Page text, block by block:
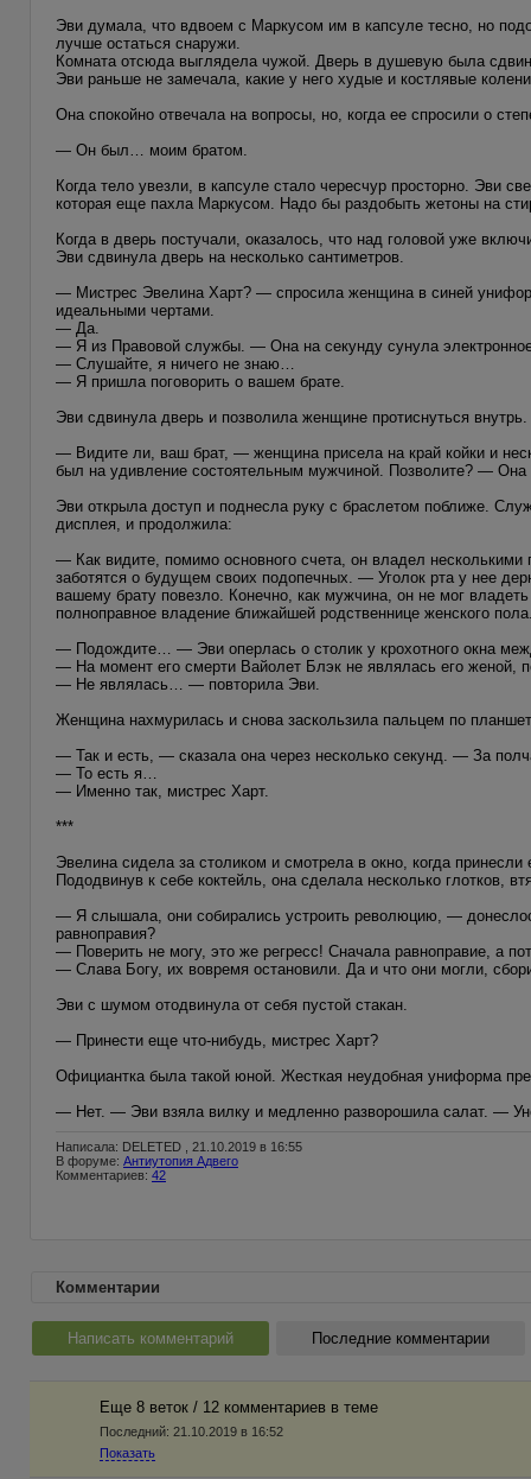
Эви думала, что вдвоем с Маркусом им в капсуле тесно, но
лучше остаться снаружи.
Комната отсюда выглядела чужой. Дверь в душевую была
Эви раньше не замечала, какие у него худые и костлявые
Она спокойно отвечала на вопросы, но, когда ее спросили о
— Он был… моим братом.
Когда тело увезли, в капсуле стало чересчур просторно. Эви
которая еще пахла Маркусом. Надо бы раздобыть жетоны на
Когда в дверь постучали, оказалось, что над головой уже
Эви сдвинула дверь на несколько сантиметров.
— Мистрес Эвелина Харт? — спросила женщина в синей
идеальными чертами.
— Да.
— Я из Правовой службы. — Она на секунду сунула
— Слушайте, я ничего не знаю…
— Я пришла поговорить о вашем брате.
Эви сдвинула дверь и позволила женщине протиснуться внутрь.
— Видите ли, ваш брат, — женщина присела на край койки и
был на удивление состоятельным мужчиной. Позволите? —
Эви открыла доступ и поднесла руку с браслетом поближе.
дисплея, и продолжила:
— Как видите, помимо основного счета, он владел
заботятся о будущем своих подопечных. — Уголок рта у нее
вашему брату повезло. Конечно, как мужчина, он не мог
полноправное владение ближайшей родственнице женского
— Подождите… — Эви оперлась о столик у крохотного окна
— На момент его смерти Вайолет Блэк не являлась его женой,
— Не являлась… — повторила Эви.
Женщина нахмурилась и снова заскользила пальцем по
— Так и есть, — сказала она через несколько секунд. — За
— То есть я…
— Именно так, мистрес Харт.
***
Эвелина сидела за столиком и смотрела в окно, когда принесли
Пододвинув к себе коктейль, она сделала несколько глотков,
— Я слышала, они собирались устроить революцию, —
равноправия?
— Поверить не могу, это же регресс! Сначала равноправие, а
— Слава Богу, их вовремя остановили. Да и что они могли,
Эви с шумом отодвинула от себя пустой стакан.
— Принести еще что-нибудь, мистрес Харт?
Официантка была такой юной. Жесткая неудобная униформа
— Нет. — Эви взяла вилку и медленно разворошила салат. —
Написала: DELETED , 21.10.2019 в 16:55
В форуме: Антиутопия Адвего
Комментариев: 42
Комментарии
Написать комментарий Последние комментарии
Еще 8 веток / 12 комментариев в темe
Последний: 21.10.2019 в 16:52
Показать